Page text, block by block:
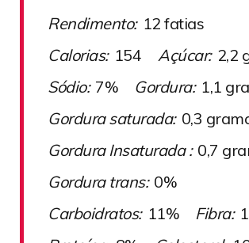
Rendimento: 12 fatias
Calorias: 154 Açúcar: 2,2
Sódio: 7% Gordura: 1,1
Gordura saturada: 0,3
Gordura Insaturada : 0,7
Gordura trans: 0%
Carboidratos: 11% Fibra: